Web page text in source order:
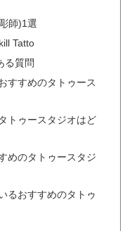
師)1選
Tatto
る質問
すすめのタトゥース
トゥースタジオはど
めのタトゥースタジ
るおすすめのタトゥ